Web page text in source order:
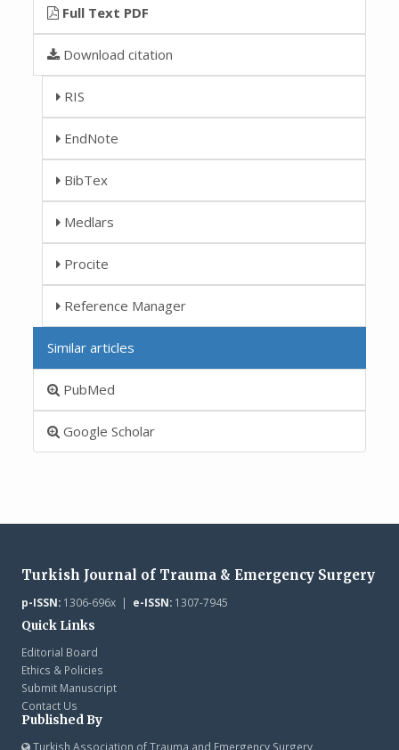
Full Text PDF
Download citation
RIS
EndNote
BibTex
Medlars
Procite
Reference Manager
Similar articles
PubMed
Google Scholar
Turkish Journal of Trauma & Emergency Surgery
p-ISSN:1306-696x | e-ISSN:1307-7945
Quick Links
Editorial Board
Ethics & Policies
Submit Manuscript
Contact Us
Published By
Turkish Association of Trauma and Emergency Surgery